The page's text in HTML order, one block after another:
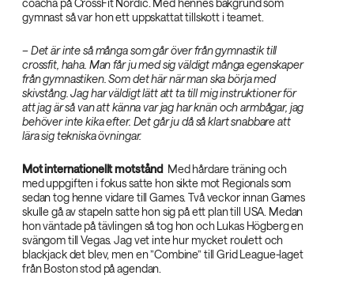
coacha på CrossFit Nordic. Med hennes bakgrund som
gymnast så var hon ett uppskattat tillskott i teamet.
– Det är inte så många som går över från gymnastik till
crossfit, haha. Man får ju med sig väldigt många egenskaper
från gymnastiken. Som det här när man ska börja med
skivstång. Jag har väldigt lätt att ta till mig instruktioner för
att jag är så van att känna var jag har knän och armbågar, jag
behöver inte kika efter. Det går ju då så klart snabbare att
lära sig tekniska övningar.‌
Mot internationellt motstånd ‌ Med hårdare träning och
med uppgiften i fokus satte hon sikte mot Regionals som
sedan tog henne vidare till Games. Två veckor innan Games
skulle gå av stapeln satte hon sig på ett plan till USA. Medan
hon väntade på tävlingen så tog hon och Lukas Högberg en
svängom till Vegas. Jag vet inte hur mycket roulett och
blackjack det blev, men en ”Combine” till Grid League-laget
från Boston stod på agendan.